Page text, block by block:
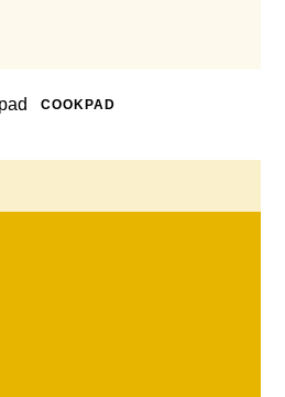
COOKPAD